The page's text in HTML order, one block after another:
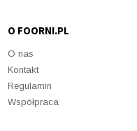
O FOORNI.PL
O nas
Kontakt
Regulamin
Współpraca